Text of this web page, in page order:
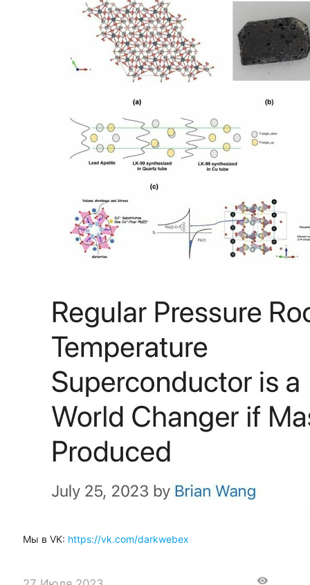
Мы в VK: https://vk.com/darkwebex
visibility